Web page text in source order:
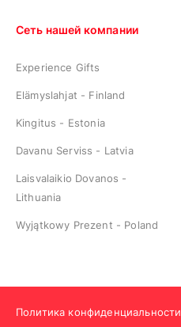
Сеть нашей компании
Experience Gifts
Elämyslahjat - Finland
Kingitus - Estonia
Davanu Serviss - Latvia
Laisvalaikio Dovanos -
Lithuania
Wyjątkowy Prezent - Poland
Политика конфиденциальности